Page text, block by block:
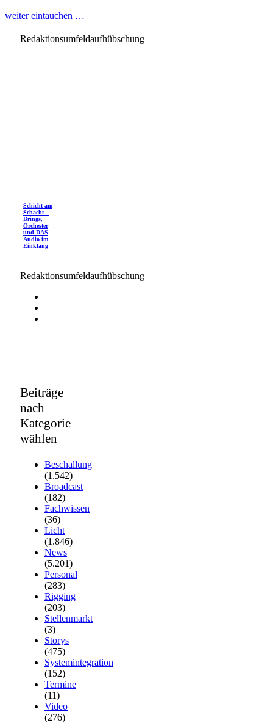
weiter eintauchen …
Redaktionsumfeldaufhübschung
Schicht am
Schacht –
Brings,
Orchester
und DAS
Audio im
Einklang
Redaktionsumfeldaufhübschung
Beiträge
nach
Kategorie
wählen
Beschallung
(1.542)
Broadcast
(182)
Fachwissen
(36)
Licht
(1.846)
News
(5.201)
Personal
(283)
Rigging
(203)
Stellenmarkt
(3)
Storys
(475)
Systemintegration
(152)
Termine
(11)
Video
(276)